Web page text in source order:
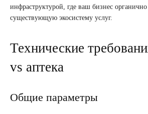
инфраструктурой, где ваш бизнес
существующую экосистему услуг.
Технические
vs аптека
Общие параметры